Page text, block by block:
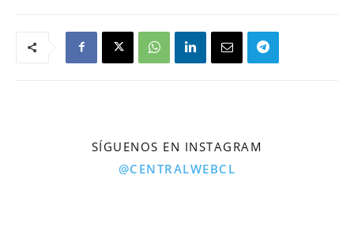
SÍGUENOS EN INSTAGRAM
@CENTRALWEBCL